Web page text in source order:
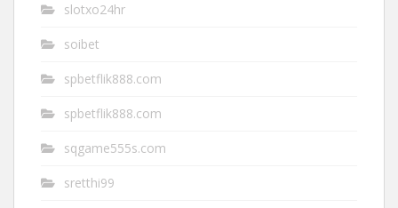
slotxo24hr
soibet
spbetflik888.com
spbetflik888.com
sqgame555s.com
sretthi99